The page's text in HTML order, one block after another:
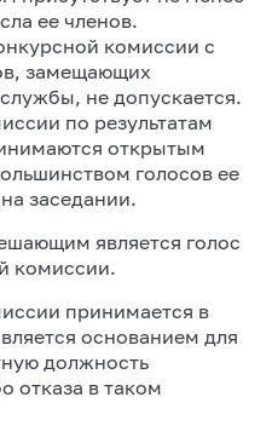
ее членов.
комиссии с
замещающих
не допускается.
по результатам
открытым
голосов ее
заседании.
является голос
комиссии.
принимается в
основанием для
должность
отказа в таком